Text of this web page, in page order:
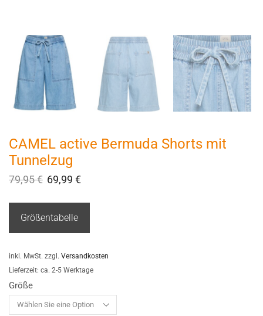
CAMEL active Bermuda Shorts mit
Tunnelzug
79,95€ 69,99 €
Größentabelle
inkl. MwSt. zzgl. Versandkosten
Lieferzeit: ca. 2-5 Werktage
Größe